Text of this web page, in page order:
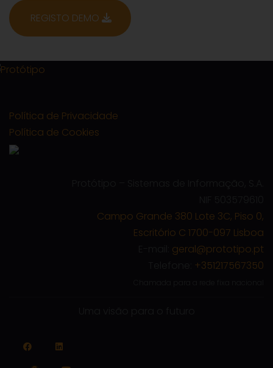
REGISTO DEMO
Política de Privacidade
Política de Cookies
Campo Grande 380 Lote 3C, Piso 0,
Escritório C 1700-097 Lisboa
geral@prototipo.pt
+351217567350